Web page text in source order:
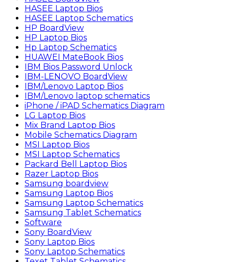
HASEE Laptop Bios
HASEE Laptop Schematics
HP BoardView
HP Laptop Bios
Hp Laptop Schematics
HUAWEI MateBook Bios
IBM Bios Password Unlock
IBM-LENOVO BoardView
IBM/Lenovo Laptop Bios
IBM/Lenovo laptop schematics
iPhone / iPAD Schematics Diagram
LG Laptop Bios
Mix Brand Laptop Bios
Mobile Schematics Diagram
MSI Laptop Bios
MSI Laptop Schematics
Packard Bell Laptop Bios
Razer Laptop Bios
Samsung boardview
Samsung Laptop Bios
Samsung Laptop Schematics
Samsung Tablet Schematics
Software
Sony BoardView
Sony Laptop Bios
Sony Laptop Schematics